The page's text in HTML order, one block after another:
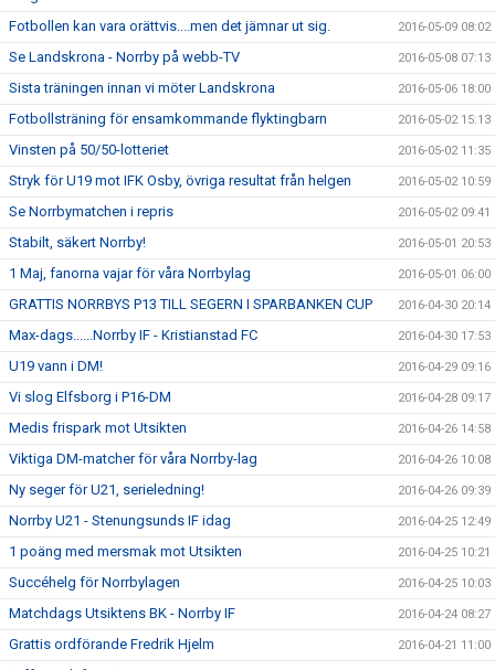
Fotbollen kan vara orättvis....men det jämnar ut sig. 2016-05-09 08:02
Se Landskrona - Norrby på webb-TV 2016-05-08 07:13
Sista träningen innan vi möter Landskrona 2016-05-06 18:00
Fotbollsträning för ensamkommande flyktingbarn 2016-05-02 15:13
Vinsten på 50/50-lotteriet 2016-05-02 11:35
Stryk för U19 mot IFK Osby, övriga resultat från helgen 2016-05-02 10:59
Se Norrbymatchen i repris 2016-05-02 09:41
Stabilt, säkert Norrby! 2016-05-01 20:53
1 Maj, fanorna vajar för våra Norrbylag 2016-05-01 06:00
GRATTIS NORRBYS P13 TILL SEGERN I SPARBANKEN CUP 2016-04-30 20:14
Max-dags......Norrby IF - Kristianstad FC 2016-04-30 17:53
U19 vann i DM! 2016-04-29 09:16
Vi slog Elfsborg i P16-DM 2016-04-28 09:17
Medis frispark mot Utsikten 2016-04-26 14:58
Viktiga DM-matcher för våra Norrby-lag 2016-04-26 10:08
Ny seger för U21, serieledning! 2016-04-26 09:39
Norrby U21 - Stenungsunds IF idag 2016-04-25 12:49
1 poäng med mersmak mot Utsikten 2016-04-25 10:21
Succéhelg för Norrbylagen 2016-04-25 10:03
Matchdags Utsiktens BK - Norrby IF 2016-04-24 08:27
Grattis ordförande Fredrik Hjelm 2016-04-21 11:00